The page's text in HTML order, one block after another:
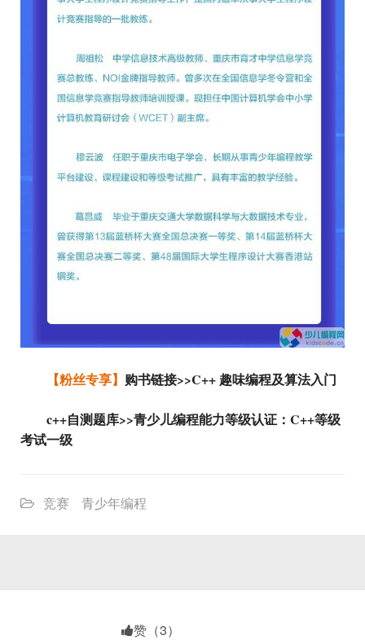
【粉丝专享】 购书链接>>C++ 趣味编程及算法入门
c++自测题库>>青少儿编程能力等级认证：C++等级
考试一级
竞赛 青少年编程
赞（3）